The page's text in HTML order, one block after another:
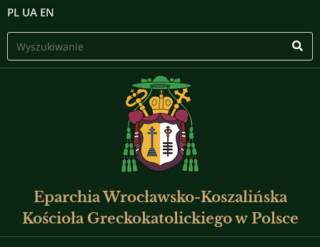
PL UA EN
Eparchia Wrocławsko-Koszalińska
Kościoła Greckokatolickiego w Polsce